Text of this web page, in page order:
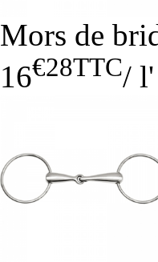
Mors de
16€28TTC/